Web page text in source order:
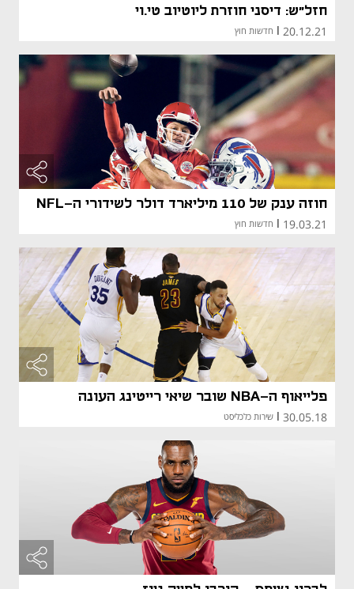
חזל"ש: דיסני חוזרת ליוטיוב טי.וי
20.12.21 חדשות חוץ
חוזה ענק של 110 מיליארד דולר לשידורי ה-NFL
19.03.21 חדשות חוץ
פלייאוף ה-NBA שובר שיאי רייטינג העונה
30.05.18 שירות כלכליסט